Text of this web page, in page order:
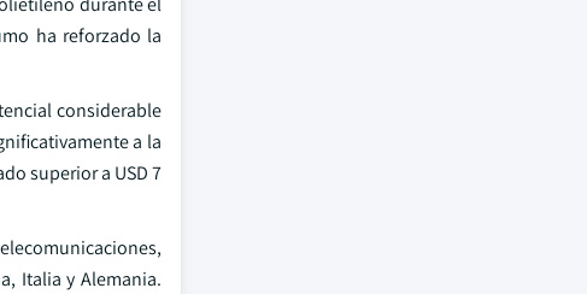
ha reforzado la
considerable
a la
superior a USD 7
Italia y Alemania.